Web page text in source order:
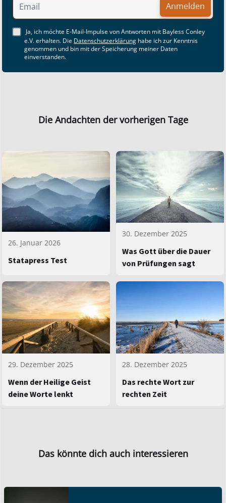
Anmelden
Ja, ich möchte E-Mail-Impulse von Antworten mit Bayless Conley
e.V. erhalten. Die Datenschutzerklärung habe ich zur Kenntnis
genommen und bin mit der Speicherung meiner Daten
einverstanden.
Die Andachten der vorherigen Tage
26. Januar 2026
Statapress Test
30. Dezember 2025
Was Gott über die Dauer
von Prüfungen sagt
29. Dezember 2025
Wenn der Heilige Geist
deine Worte lenkt
28. Dezember 2025
Das rechte Wort zur
rechten Zeit
Das könnte dich auch interessieren